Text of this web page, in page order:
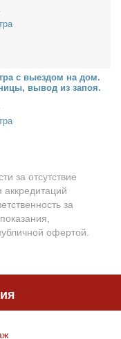
с вы­ез­дом на дом.
вы­вод из за­поя.
за отсутствие
за
офертой.